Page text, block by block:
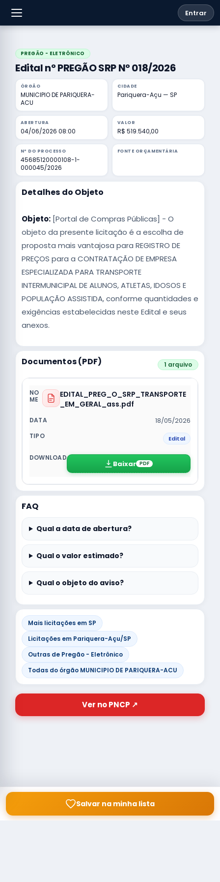
Entrar
PREGÃO - ELETRÔNICO
Edital nº PREGÃO SRP Nº 018/2026
ÓRGÃO
MUNICIPIO DE PARIQUERA-
ACU
CIDADE
Pariquera-Açu — SP
ABERTURA
04/06/2026 08:00
VALOR
R$ 519.540,00
Nº DO PROCESSO
45685120000108-1-
000045/2026
FONTE ORÇAMENTÁRIA
Detalhes do Objeto
Objeto: [Portal de Compras Públicas] - O
objeto da presente licitação é a escolha de
proposta mais vantajosa para REGISTRO DE
PREÇOS para a CONTRATAÇÃO DE EMPRESA
ESPECIALIZADA PARA TRANSPORTE
INTERMUNICIPAL DE ALUNOS, ATLETAS, IDOSOS E
POPULAÇÃO ASSISTIDA, conforme quantidades e
exigências estabelecidas neste Edital e seus
anexos.
Documentos (PDF) 1 arquivo
EDITAL_PREG_O_SRP_TRANSPORTE
_EM_GERAL_ass.pdf
18/05/2026
Edital
Baixar PDF
FAQ
Qual a data de abertura?
Qual o valor estimado?
Qual o objeto do aviso?
Mais licitações em SP
Licitações em Pariquera-Açu/SP
Outras de Pregão - Eletrônico
Todas do órgão MUNICIPIO DE PARIQUERA-ACU
Ver no PNCP ↗
Salvar na minha lista